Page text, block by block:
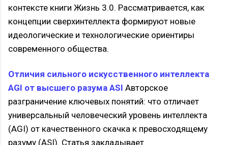
контексте книги Жизнь 3.0. Рассматривается, как
концепции сверхинтеллекта формируют новые
идеологические и технологические ориентиры
современного общества.
Отличия сильного искусственного интеллекта
AGI от высшего разума ASI Авторское
разграничение ключевых понятий: что отличает
универсальный человеческий уровень интеллекта
(AGI) от качественного скачка к превосходящему
разуму (ASI). Статья закладывает